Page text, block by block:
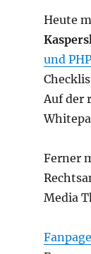
Heute
und
Auf der
Ferner
Media